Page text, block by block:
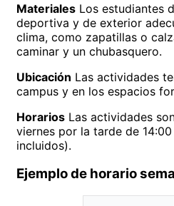
Materiales Los estudiantes
deportiva y de exterior
clima, como zapatillas o
caminar y un chubasquero.
Ubicación Las actividades
campus y en los espacios
Horarios Las actividades
viernes por la tarde de
incluidos).
Ejemplo de horario